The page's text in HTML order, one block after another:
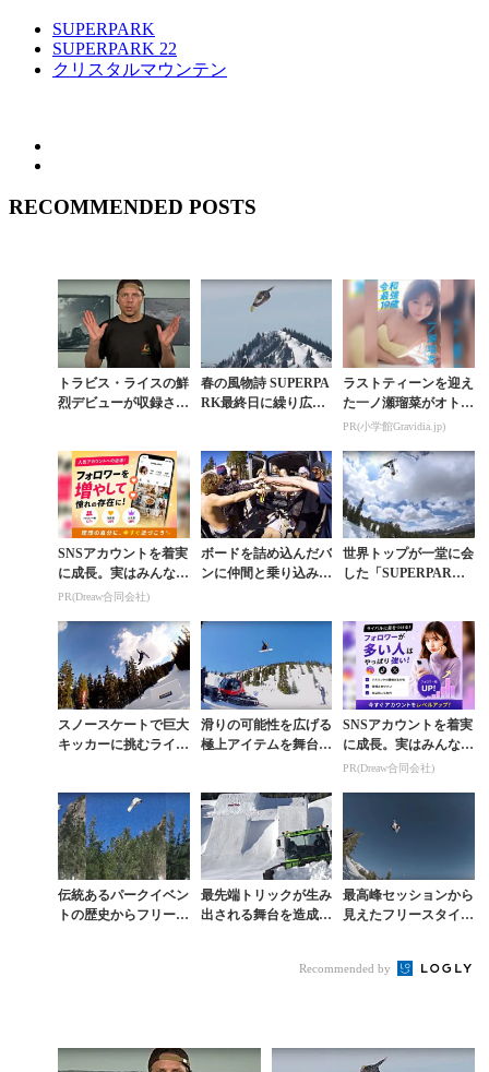
SUPERPARK
SUPERPARK 22
クリスタルマウンテン
RECOMMENDED POSTS
トラビス・ライスの鮮
烈デビューが収録され
春の風物詩 SUPERPA
RK最終日に繰り広げ
ラストティーンを迎え
た一ノ瀬瑠菜がオトナ
の魅力を増していく
PR(小学館Gravidia.jp)
SNSアカウントを着実
に成長。実はみんなコ
コ使ってます。
PR(Dreaw合同会社)
ボードを詰め込んだバ
ンに仲間と乗り込みセ
世界トップが一堂に会
した「SUPERPAR
スノースケートで巨大
キッカーに挑むライダ
滑りの可能性を広げる
極上アイテムを舞台に
SNSアカウントを着実
に成長。実はみんなコ
コ使ってます。
PR(Dreaw合同会社)
伝統あるパークイベン
トの歴史からフリース
最先端トリックが生み
出される舞台を造成し
最高峰セッションから
見えたフリースタイル
Recommended by